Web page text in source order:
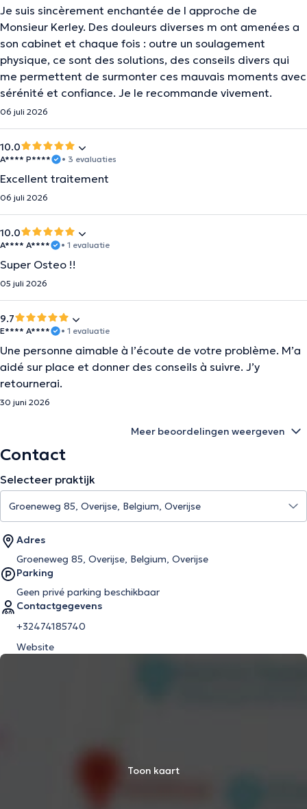
Je suis sincèrement enchantée de l approche de
Monsieur Kerley. Des douleurs diverses m ont amenées a
son cabinet et chaque fois : outre un soulagement
physique, ce sont des solutions, des conseils divers qui
me permettent de surmonter ces mauvais moments avec
sérénité et confiance. Je le recommande vivement.
06 juli 2026
10.0
A**** P**** • 3 evaluaties
Excellent traitement
06 juli 2026
10.0
A**** A**** • 1 evaluatie
Super Osteo !!
05 juli 2026
9.7
E**** A**** • 1 evaluatie
Une personne aimable à l’écoute de votre problème. M’a
aidé sur place et donner des conseils à suivre. J’y
retournerai.
30 juni 2026
Meer beoordelingen weergeven
Contact
Selecteer praktijk
Adres
Groeneweg 85, Overijse, Belgium, Overijse
Parking
Geen privé parking beschikbaar
Contactgegevens
+32474185740
Website
Toon kaart